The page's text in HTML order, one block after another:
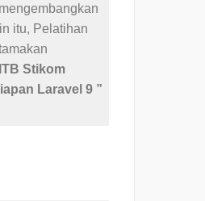
itu, Pelatihan
Stikom
Laravel 9 ”